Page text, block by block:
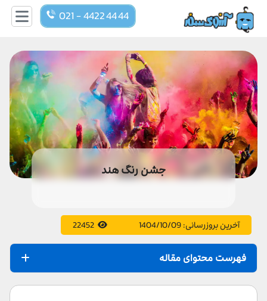
021 - 4422 44 44
جشن رنگ هند
آخرین بروزرسانی:1404/10/09
فهرست محتوای مقاله
جشن هولی چه زمانی برگزار می‌شود؟